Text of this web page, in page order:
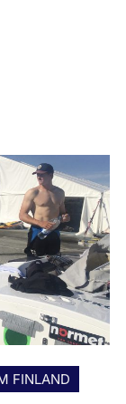
FINLAND